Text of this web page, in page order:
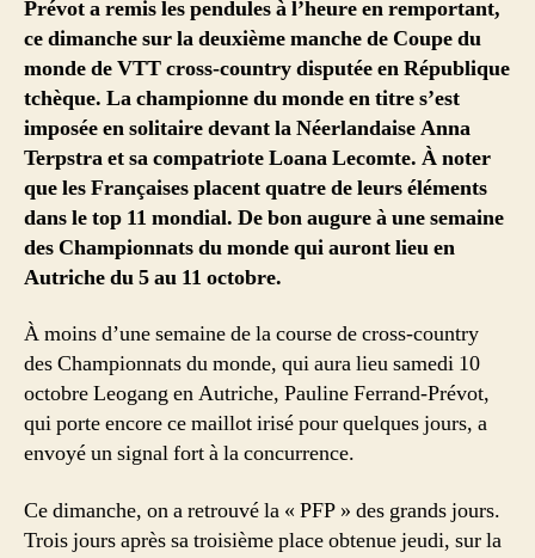
Prévot a remis les pendules à l’heure en remportant,
ce dimanche sur la deuxième manche de Coupe du
monde de VTT cross-country disputée en République
tchèque. La championne du monde en titre s’est
imposée en solitaire devant la Néerlandaise Anna
Terpstra et sa compatriote Loana Lecomte. À noter
que les Françaises placent quatre de leurs éléments
dans le top 11 mondial. De bon augure à une semaine
des Championnats du monde qui auront lieu en
Autriche du 5 au 11 octobre.
À moins d’une semaine de la course de cross-country
des Championnats du monde, qui aura lieu samedi 10
octobre Leogang en Autriche, Pauline Ferrand-Prévot,
qui porte encore ce maillot irisé pour quelques jours, a
envoyé un signal fort à la concurrence.
Ce dimanche, on a retrouvé la « PFP » des grands jours.
Trois jours après sa troisième place obtenue jeudi, sur la